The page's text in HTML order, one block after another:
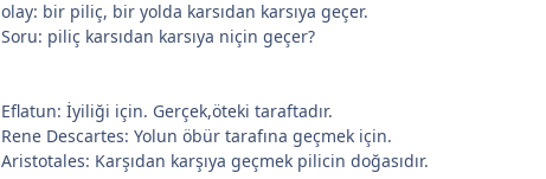
olay: bir piliç, bir yolda karsıdan karsıya geçer.
Soru: piliç karsıdan karsıya niçin geçer?
Eflatun: İyiliği için. Gerçek,öteki taraftadır.
Rene Descartes: Yolun öbür tarafına geçmek için.
Aristotales: Karşıdan karşıya geçmek pilicin doğasıdır.